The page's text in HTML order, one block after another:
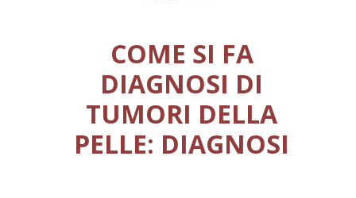
COME SI FA
DIAGNOSI DI
TUMORI DELLA
PELLE: DIAGNOSI